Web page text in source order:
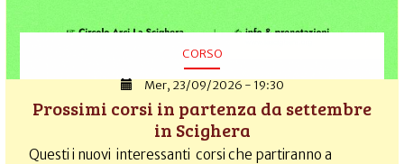
CORSO
Mer, 23/09/2026 - 19:30
Prossimi corsi in partenza da settembre
in Scighera
Questi i nuovi interessanti corsi che partiranno a